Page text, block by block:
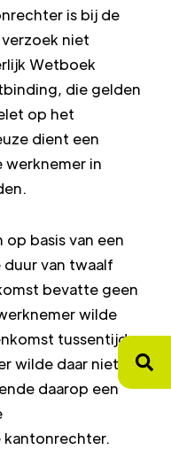
is bij de
niet
Wetboek
die gelden
op het
dient een
in
op basis van een
van twaalf
bevatte geen
wilde
tussentijds
wilde daar niet aan
daarop een
kantonrechter.